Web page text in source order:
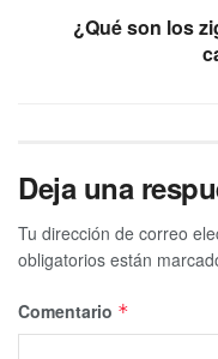
¿Qué son los
Deja una
Tu dirección de correo
obligatorios están
Comentario *